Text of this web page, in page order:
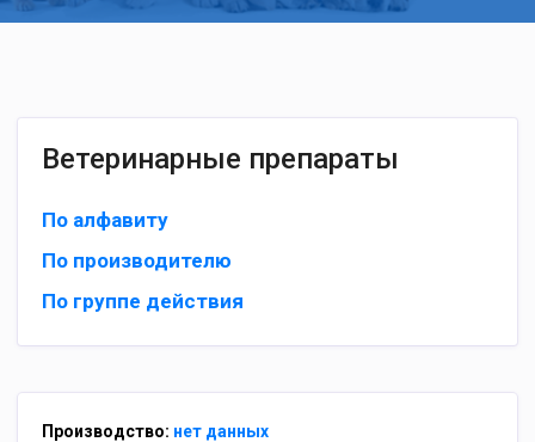
Ветеринарные препараты
По алфавиту
По производителю
По группе действия
Производство: нет данных